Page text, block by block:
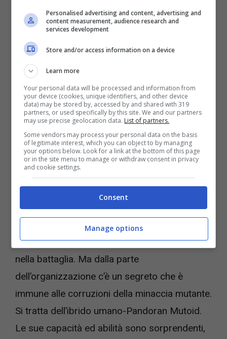
pronta a dimostrarla grazie alle incredibili
Sony e Microsoft. Mentre sulle precedenti
tocca una grafica a 1080|30 FPS, grazie alle
nuove piattaforme gira a ben 4K|60 FPS.
Ricordatevi che, dopo il lancio,
l’aggiornamento next-gen sarà gratuito.
Acheroned ilCorruption effectsono i
protagonisti del DLC numero 4, che porta
l’esperienza di gioco ad un livello decisamente
più alto. Sopratutto riguardo al Corruption
effect, i soldati della resistenza sotto il
comando del giocatore perdono interesse
nella battaglia. Ma dalla parte
dell’organizzazione c’è un segreto che è
immune alle corruzioni della minaccia mutante.
Si tratta dell’ibrido umano-Pandoran Mutoid.
Le sue capacità ed abilità sono sorprendenti,
Personalised advertising and content, advertising and
content measurement, audience research and
services development
Store and/or access information on a device
Learn more
Your personal data will be processed and information from
your device (cookies, unique identifiers, and other device
data) may be stored by, accessed by and shared with 319
partners, or used specifically by this site. We and our partners
may use precise geolocation data. List of partners.
Some vendors may process your personal data on the basis
of legitimate interest, which you can object to by managing
your options below. Look for a link at the bottom of this page
or in the site menu to manage or withdraw consent in privacy
and cookie settings.
Consent
Manage options